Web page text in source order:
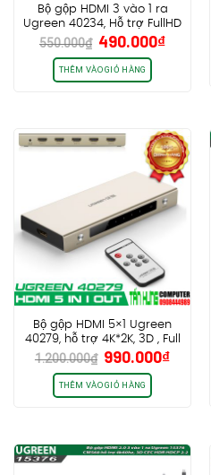
Bộ gộp HDMI 3 vào 1 ra
Ugreen 40234, Hỗ trợ FullHD
1080P@60Hz, có Remote
điều khiển IR rời
550.000₫ Giá
gốc
là:
550.000₫.
490.000₫Giá
THÊM VÀO GIỎ HÀNG
Bộ gộp HDMI 5×1 Ugreen
40279, hỗ trợ 4K*2K, 3D , Full
HD
1.200.000₫ Giá
gốc
là:
1.200.000₫.
990.000₫Giá
THÊM VÀO GIỎ HÀNG